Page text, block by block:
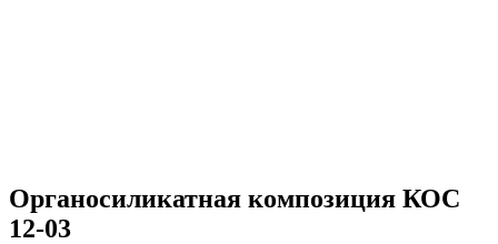
Органосиликатная композиция КОС
12-03